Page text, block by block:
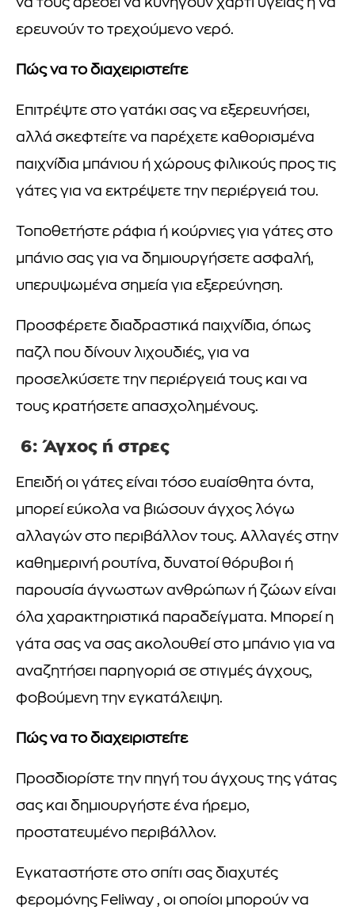
να τους αρέσει να κυνηγούν χαρτί υγείας ή να
ερευνούν το τρεχούμενο νερό.
Πώς να το διαχειριστείτε
Επιτρέψτε στο γατάκι σας να εξερευνήσει,
αλλά σκεφτείτε να παρέχετε καθορισμένα
παιχνίδια μπάνιου ή χώρους φιλικούς προς τις
γάτες για να εκτρέψετε την περιέργειά του.
Τοποθετήστε ράφια ή κούρνιες για γάτες στο
μπάνιο σας για να δημιουργήσετε ασφαλή,
υπερυψωμένα σημεία για εξερεύνηση.
Προσφέρετε διαδραστικά παιχνίδια, όπως
παζλ που δίνουν λιχουδιές, για να
προσελκύσετε την περιέργειά τους και να
τους κρατήσετε απασχολημένους.
6: Άγχος ή στρες
Επειδή οι γάτες είναι τόσο ευαίσθητα όντα,
μπορεί εύκολα να βιώσουν άγχος λόγω
αλλαγών στο περιβάλλον τους. Αλλαγές στην
καθημερινή ρουτίνα, δυνατοί θόρυβοι ή
παρουσία άγνωστων ανθρώπων ή ζώων είναι
όλα χαρακτηριστικά παραδείγματα. Μπορεί η
γάτα σας να σας ακολουθεί στο μπάνιο για να
αναζητήσει παρηγοριά σε στιγμές άγχους,
φοβούμενη την εγκατάλειψη.
Πώς να το διαχειριστείτε
Προσδιορίστε την πηγή του άγχους της γάτας
σας και δημιουργήστε ένα ήρεμο,
προστατευμένο περιβάλλον.
Εγκαταστήστε στο σπίτι σας διαχυτές
φερομόνης Feliway , οι οποίοι μπορούν να